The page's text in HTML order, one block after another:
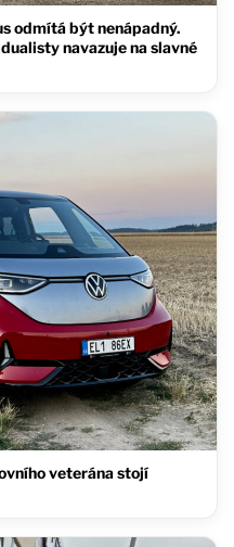
odmítá být nenápadný.
navazuje na slavné
veterána stojí